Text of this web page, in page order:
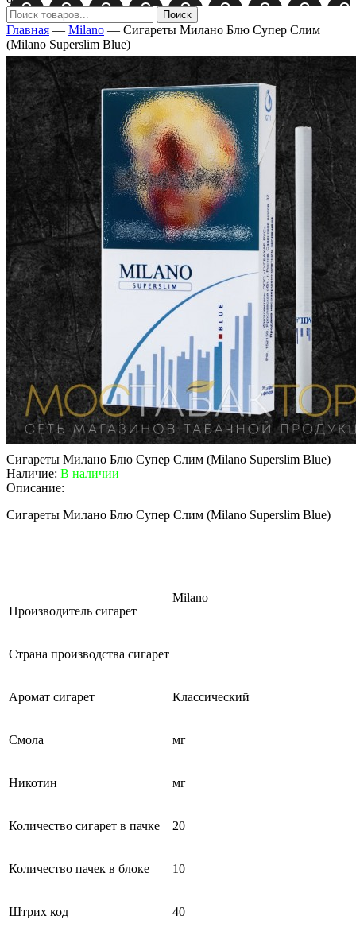
Поиск
Главная — Milano — Сигареты Милано Блю Супер Слим
(Milano Superslim Blue)
Сигареты Милано Блю Супер Слим (Milano Superslim Blue)
Наличие: В наличии
Описание:
Сигареты Милано Блю Супер Слим (Milano Superslim Blue)
Производитель сигарет
Milano
Страна производства сигарет
Аромат сигарет Классический
Смола мг
Никотин мг
Количество сигарет в пачке 20
Количество пачек в блоке 10
Штрих код 40